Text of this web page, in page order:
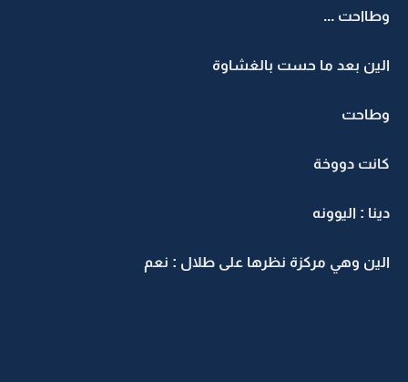
وطااحت ...
الين بعد ما حست بالغشاوة
وطاحت
كانت دووخة
دينا : اليوونه
الين وهي مركزة نظرها على طلال : نعم